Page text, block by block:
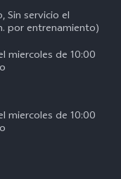
Sin servicio el
por entrenamiento)
miercoles de 10:00
miercoles de 10:00